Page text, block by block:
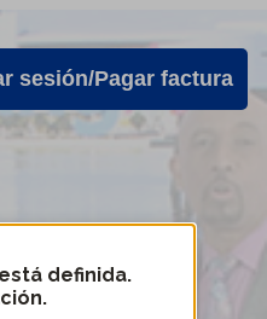
sesión/Pagar factura
definida.